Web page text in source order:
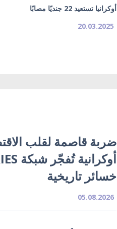
أوكرانيا تستعيد 22 جنديًا مصابًا
20.03.2025
ضربة قاصمة لقلب
خسائر تاريخية
05.08.2026